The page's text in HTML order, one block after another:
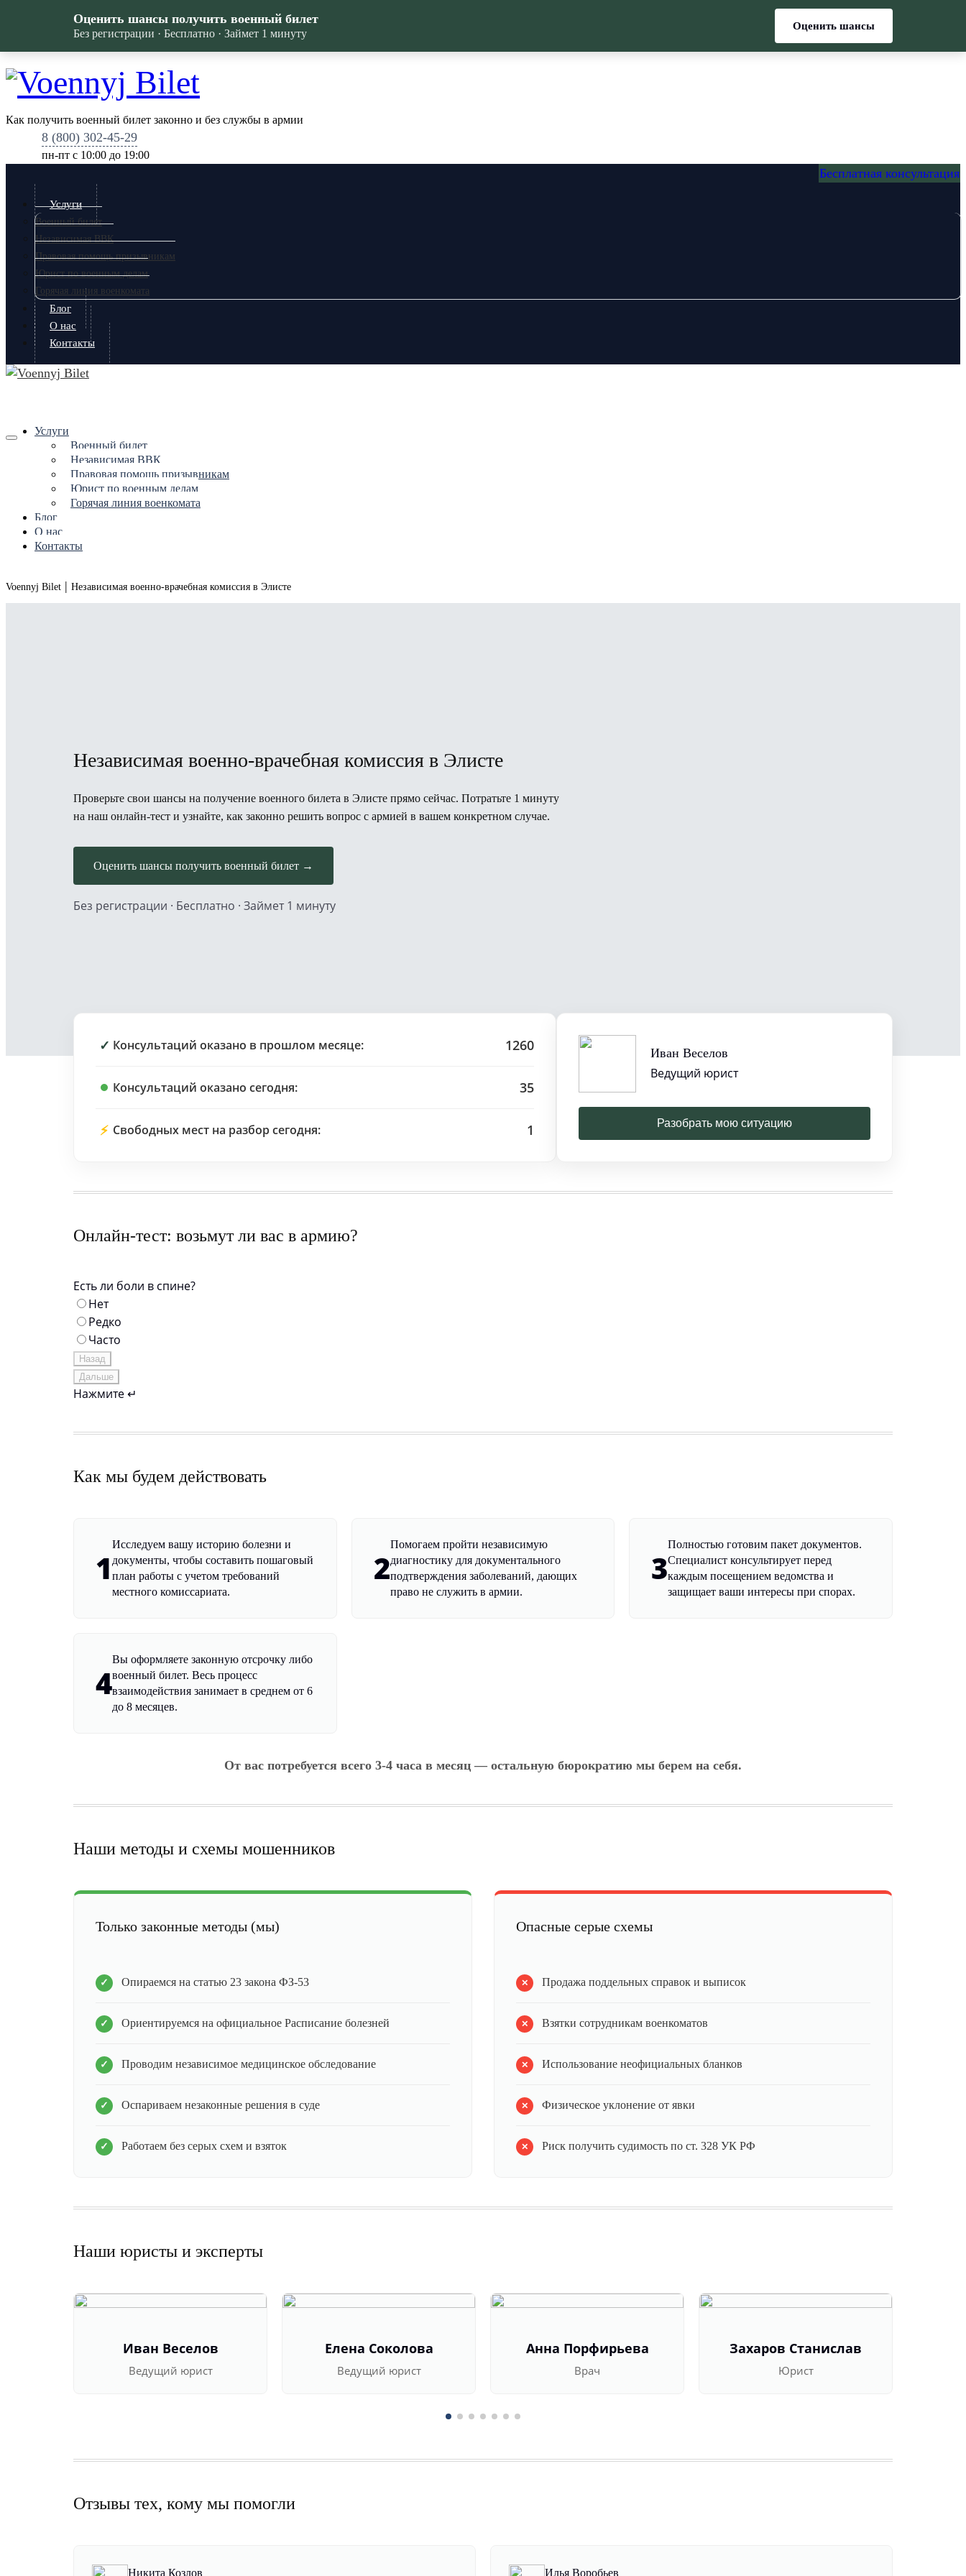
Как получить военный билет законно и без службы в армии
8 (800) 302-45-29
пн-пт c 10:00 до 19:00
Бесплатная консультация
Услуги
Военный билет
Независимая ВВК
Правовая помощь призывникам
Юрист по военным делам
Горячая линия военкомата
Блог
О нас
Контакты
Услуги
Военный билет
Независимая ВВК
Правовая помощь призывникам
Юрист по военным делам
Горячая линия военкомата
Блог
О нас
Контакты
Voennyj Bilet | Независимая военно-врачебная комиссия в Элисте
Независимая военно-врачебная комиссия в Элисте
Проверьте свои шансы на получение военного билета в Элисте прямо сейчас. Потратьте 1 минуту
на наш онлайн-тест и узнайте, как законно решить вопрос с армией в вашем конкретном случае.
Оценить шансы получить военный билет →
Без регистрации · Бесплатно · Займет 1 минуту
✓ Консультаций оказано в прошлом месяце: 1260
Консультаций оказано сегодня: 35
⚡ Свободных мест на разбор сегодня: 1
Иван Веселов
Ведущий юрист
Разобрать мою ситуацию
Онлайн-тест: возьмут ли вас в армию?
Есть ли боли в спине?
Нет
Редко
Часто
Назад
Дальше
Нажмите ↵
Как мы будем действовать
1
Исследуем вашу историю болезни и
документы, чтобы составить пошаговый
план работы с учетом требований
местного комиссариата.
2
Помогаем пройти независимую
диагностику для документального
подтверждения заболеваний, дающих
право не служить в армии.
3
Полностью готовим пакет документов.
Специалист консультирует перед
каждым посещением ведомства и
защищает ваши интересы при спорах.
4
Вы оформляете законную отсрочку либо
военный билет. Весь процесс
взаимодействия занимает в среднем от 6
до 8 месяцев.
От вас потребуется всего 3-4 часа в месяц — остальную бюрократию мы берем на себя.
Наши методы и схемы мошенников
Только законные методы (мы)
Опираемся на статью 23 закона ФЗ-53
Ориентируемся на официальное Расписание болезней
Проводим независимое медицинское обследование
Оспариваем незаконные решения в суде
Работаем без серых схем и взяток
Опасные серые схемы
Продажа поддельных справок и выписок
Взятки сотрудникам военкоматов
Использование неофициальных бланков
Физическое уклонение от явки
Риск получить судимость по ст. 328 УК РФ
Наши юристы и эксперты
Иван Веселов
Ведущий юрист
Елена Соколова
Ведущий юрист
Анна Порфирьева
Врач
Захаров Станислав
Юрист
Отзывы тех, кому мы помогли
Никита Козлов Илья Воробьев
Оценить шансы получить военный билет
Без регистрации · Бесплатно · Займет 1 минуту
Оценить шансы